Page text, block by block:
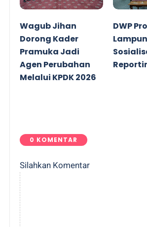
Wagub Jihan
Dorong Kader
Pramuka Jadi
Agen Perubahan
Melalui KPDK 2026
DWP
0 KOMENTAR
Silahkan Komentar